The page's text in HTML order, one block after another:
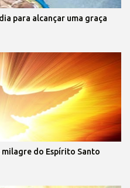
para alcançar uma graça
milagre do Espírito Santo